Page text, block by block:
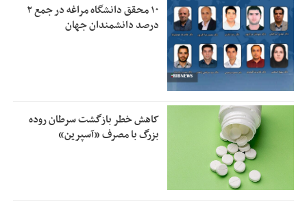
۱۰ محقق دانشگاه مراغه در جمع ۲
درصد دانشمندان جهان
کاهش خطر بازگشت سرطان روده
بزرگ با مصرف «آسپرین»